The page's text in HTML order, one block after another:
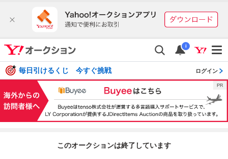
i
毎日引けるくじ 今すぐ挑戦 ログイン
このオークションは終了しています